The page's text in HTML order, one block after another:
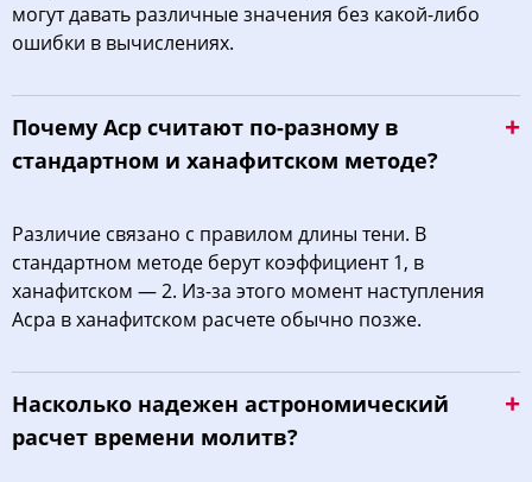
могут давать различные значения без какой-либо
ошибки в вычислениях.
Почему Аср считают по-разному в
стандартном и ханафитском методе?
Различие связано с правилом длины тени. В
стандартном методе берут коэффициент 1, в
ханафитском — 2. Из-за этого момент наступления
Асра в ханафитском расчете обычно позже.
Насколько надежен астрономический
расчет времени молитв?